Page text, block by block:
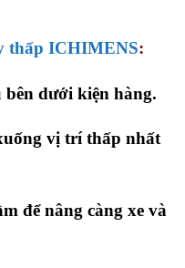
thấp ICHIMENS:
bên dưới kiện hàng.
vị trí thấp nhất
để nâng càng xe và